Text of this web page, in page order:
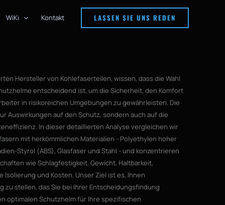
WiKi Kontakt LASSEN SIE UNS REDEN
Hersteller von Kohlefaserteilen, wissen, dass die Wahl
entscheidend ist, um die Sicherheit, den Komfort
in risikoreichen Umgebungen zu gewährleisten. Die
Auswirkungen auf den Schutz, sondern auch auf die
In dieser detaillierten Analyse vergleichen wir
mit herkömmlichen Materialien - Polyethylen hoher
Styrol (ABS), Glasfaser und Stahl - und konzentrieren
wie Schlagfestigkeit, Gewicht, Haltbarkeit,
Isolierung und Kosten. Unser Ziel ist es, Ihnen
zu stellen, das Sie bei Ihrer Entscheidungsfindung
optimalen Schutzhelm für Ihre spezifischen